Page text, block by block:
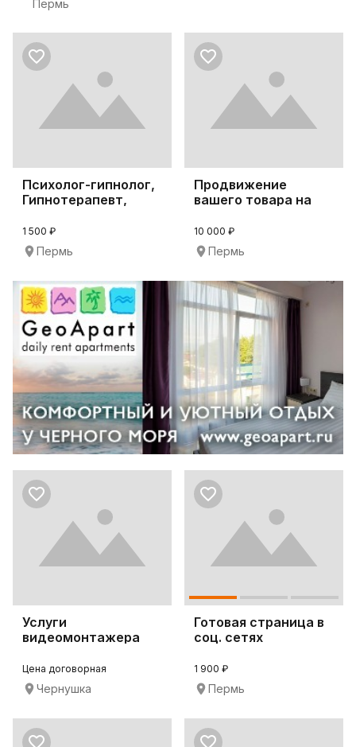
Пермь
Психолог-гипнолог,
Гипнотерапевт,
1 500 ₽
Пермь
Продвижение
вашего товара на
10 000 ₽
Пермь
Услуги
видеомонтажера
Цена договорная
Чернушка
Готовая страница в
соц. сетях
1 900 ₽
Пермь